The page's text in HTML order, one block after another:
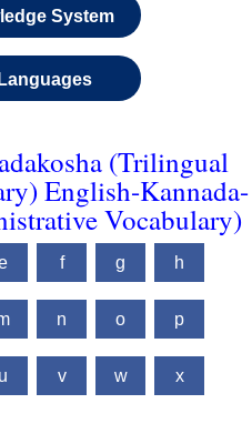
System
(Trilingual
English-Kannada-
Vocabulary)
f g h
n o p
u v w x